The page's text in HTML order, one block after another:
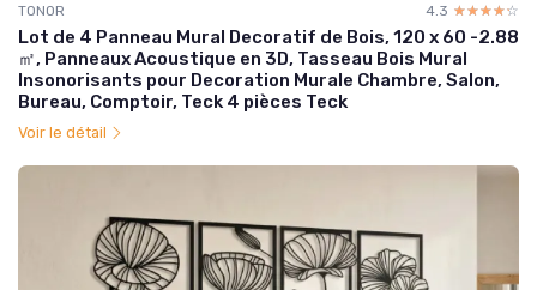
TONOR 4.3 ☆☆☆☆☆
★★★★★
Lot de 4 Panneau Mural Decoratif de Bois, 120 x 60 -2.88
㎡, Panneaux Acoustique en 3D, Tasseau Bois Mural
Insonorisants pour Decoration Murale Chambre, Salon,
Bureau, Comptoir, Teck 4 pièces Teck
Voir le détail